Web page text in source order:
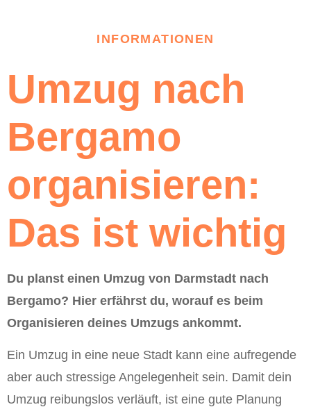
INFORMATIONEN
Umzug nach
Bergamo
organisieren:
Das ist wichtig
Du planst einen Umzug von Darmstadt nach
Bergamo? Hier erfährst du, worauf es beim
Organisieren deines Umzugs ankommt.
Ein Umzug in eine neue Stadt kann eine aufregende
aber auch stressige Angelegenheit sein. Damit dein
Umzug reibungslos verläuft, ist eine gute Planung